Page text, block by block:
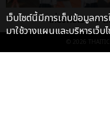
เกี่ยวกับเรา
© 2026
เว็บไซต์นี้มีการเก็บข้อมูลก
มาใช้วางแผนและบริหารเว็บ